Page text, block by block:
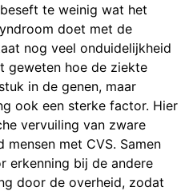
te weinig wat het
doet met de
nog veel onduidelijkheid
geweten hoe de ziekte
in de genen, maar
ook een sterke factor. Hier
vervuiling van zware
met CVS. Samen
erkenning bij de andere
door de overheid, zodat